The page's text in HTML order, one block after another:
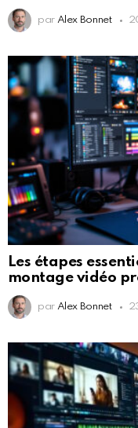
par Alex Bonnet
Les étapes
montage vidéo
par Alex Bonnet